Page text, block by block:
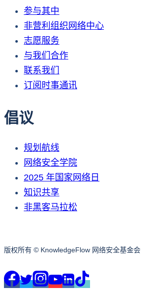
参与其中
非营利组织网络中心
志愿服务
与我们合作
联系我们
订阅时事通讯
倡议
规划航线
网络安全学院
2025 年国家网络日
知识共享
非黑客马拉松
版权所有 © KnowledgeFlow 网络安全基金会